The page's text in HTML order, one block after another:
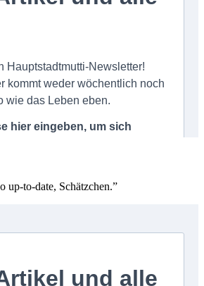
up-to-date, Schätzchen.”